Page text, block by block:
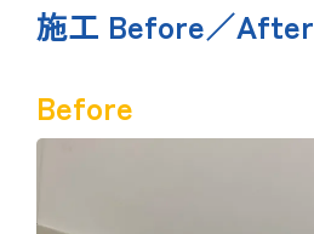
施工 Before／After
Before